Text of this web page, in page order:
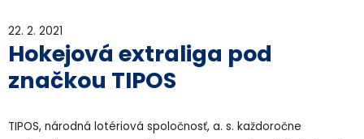
22. 2. 2021
Hokejová extraliga pod
značkou TIPOS
TIPOS, národná lotériová spoločnosť, a. s. každoročne